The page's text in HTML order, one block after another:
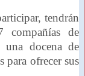
tendrán
compañías de
docena de
para ofrecer sus